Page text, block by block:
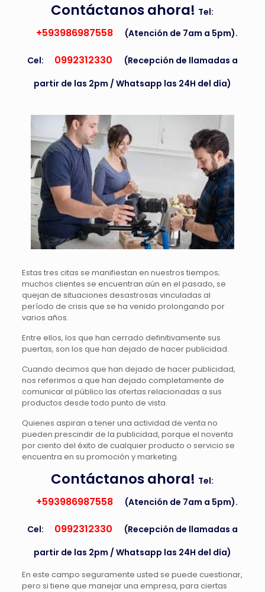
Contáctanos ahora! Tel:
+593986987558 (Atención de 7am a 5pm).
Cel: 0992312330
(Recepción de llamadas a
partir de las 2pm / Whatsapp las 24H del día)
Estas tres citas se manifiestan en nuestros tiempos;
muchos clientes se encuentran aún en el pasado, se
quejan de situaciones desastrosas vinculadas al
período de crisis que se ha venido prolongando por
varios años.
Entre ellos, los que han cerrado definitivamente sus
puertas, son los que han dejado de hacer publicidad.
Cuando decimos que han dejado de hacer publicidad,
nos referimos a que han dejado completamente de
comunicar al público las ofertas relacionadas a sus
productos desde todo punto de vista.
Quienes aspiran a tener una actividad de venta no
pueden prescindir de la publicidad, porque el noventa
por ciento del éxito de cualquier producto o servicio se
encuentra en su promoción y marketing.
Contáctanos ahora! Tel:
+593986987558 (Atención de 7am a 5pm).
Cel: 0992312330
(Recepción de llamadas a
partir de las 2pm / Whatsapp las 24H del día)
En este campo seguramente usted se puede cuestionar,
pero si tiene que manejar una empresa, para ciertas